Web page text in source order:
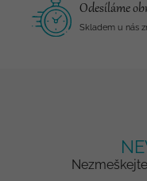
Odesíláme
Skladem u nás